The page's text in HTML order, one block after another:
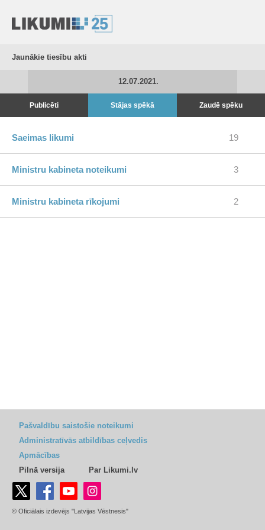
Jaunākie tiesību akti
12.07.2021.
Publicēti Stājas spēkā Zaudē spēku
Saeimas likumi 19
Ministru kabineta noteikumi 3
Ministru kabineta rīkojumi 2
Pašvaldību saistošie noteikumi
Administratīvās atbildības ceļvedis
Apmācības
Pilnā versija
Par Likumi.lv
© Oficiālais izdevējs "Latvijas Vēstnesis"